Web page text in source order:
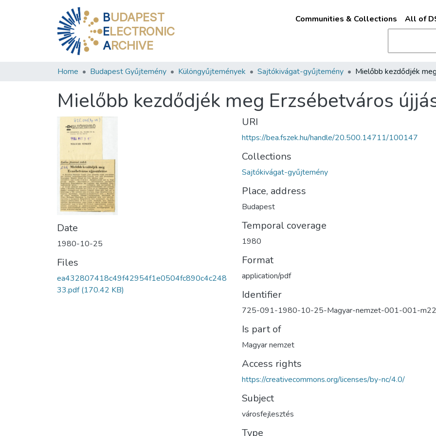
BUDAPEST
ELECTRONIC
ARCHIVE
Communities & Collections All of
Home Budapest Gyűjtemény Különgyűjtemények Sajtókivágat-gyűjtemény
Mielőbb kezdődjék meg Erzsébetváros
Date
1980-10-25
Files
ea432807418c49f42954f1e0504fc890c4c248
33.pdf(170.42 KB)
URI
https://bea.fszek.hu/handle/20.500.14711/100147
Collections
Sajtókivágat-gyűjtemény
Place, address
Budapest
Temporal coverage
1980
Format
application/pdf
Identifier
725-091-1980-10-25-Magyar-nemzet-001-001-
Is part of
Magyar nemzet
Access rights
https://creativecommons.org/licenses/by-nc/4.0/
Subject
városfejlesztés
Type